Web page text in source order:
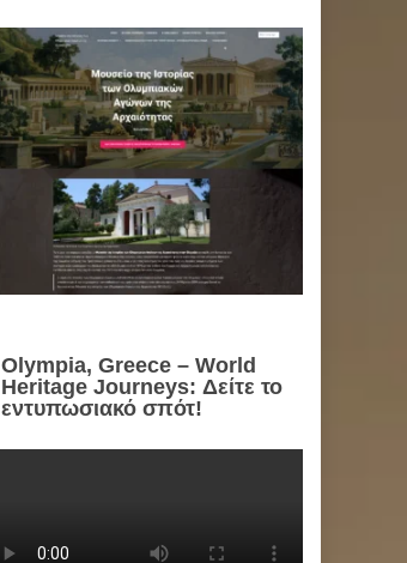
Olympia, Greece – World
Heritage Journeys: Δείτε το
εντυπωσιακό σπότ!